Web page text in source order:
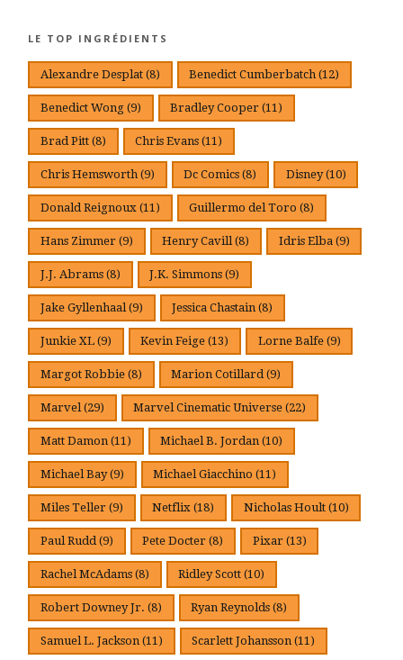
LE TOP INGRÉDIENTS
Alexandre Desplat (8) Benedict Cumberbatch (12)
Benedict Wong (9) Bradley Cooper (11)
Brad Pitt (8) Chris Evans (11)
Chris Hemsworth (9) Dc Comics (8) Disney(10)
Donald Reignoux (11) Guillermo del Toro (8)
Hans Zimmer (9) Henry Cavill(8) Idris Elba(9)
J.J. Abrams (8) J.K. Simmons (9)
Jake Gyllenhaal(9) Jessica Chastain (8)
Junkie XL (9) Kevin Feige (13) Lorne Balfe(9)
Margot Robbie (8) Marion Cotillard(9)
Marvel(29) Marvel Cinematic Universe (22)
Matt Damon (11) Michael B. Jordan (10)
Michael Bay(9) Michael Giacchino (11)
Miles Teller (9) Netflix (18) Nicholas Hoult(10)
Paul Rudd(9) Pete Docter (8) Pixar(13)
Rachel McAdams (8) Ridley Scott (10)
Robert Downey Jr. (8) Ryan Reynolds (8)
Samuel L. Jackson (11) Scarlett Johansson (11)